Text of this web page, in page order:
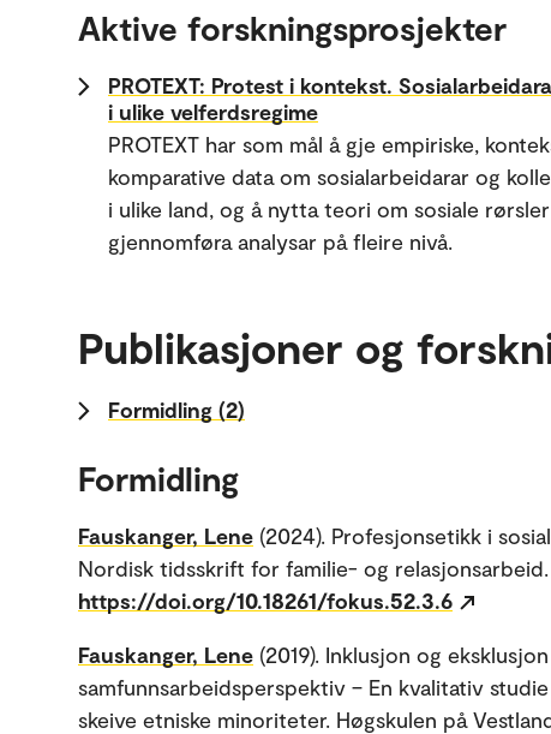
Aktive forskningsprosjekter
PROTEXT: Protest i kontekst.
i ulike velferdsregime
PROTEXT har som mål å gje empiriske,
komparative data om sosialarbeidarar og
i ulike land, og å nytta teori om sosiale
gjennomføra analysar på fleire nivå.
Publikasjoner og
Formidling (2)
Formidling
Fauskanger, Lene (2024). Profesjonsetikk i
Nordisk tidsskrift for familie- og relasjonsarbeid.
https://doi.org/10.18261/fokus.52.3.6
Fauskanger, Lene (2019). Inklusjon og
samfunnsarbeidsperspektiv – En kvalitativ
skeive etniske minoriteter. Høgskulen på